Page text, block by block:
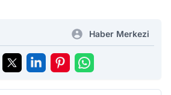
Haber Merkezi